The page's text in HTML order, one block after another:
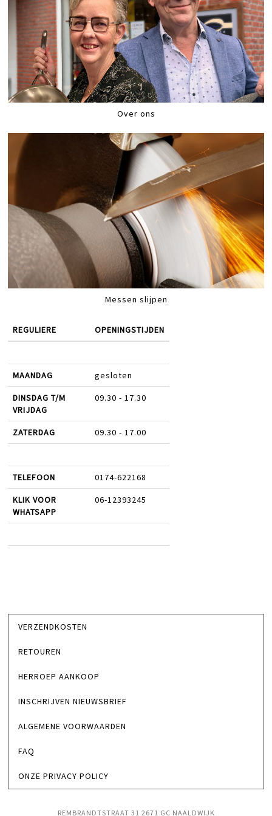
Over ons
Messen slijpen
REGULIERE OPENINGSTIJDEN
MAANDAG gesloten
DINSDAG T/M
VRIJDAG
09.30 - 17.30
ZATERDAG 09.30 - 17.00
TELEFOON 0174-622168
KLIK VOOR
WHATSAPP
06-12393245
VERZENDKOSTEN
RETOUREN
HERROEP AANKOOP
INSCHRIJVEN NIEUWSBRIEF
ALGEMENE VOORWAARDEN
FAQ
ONZE PRIVACY POLICY
REMBRANDTSTRAAT 31 2671 GC NAALDWIJK